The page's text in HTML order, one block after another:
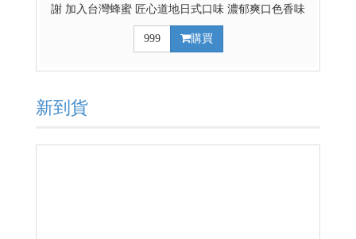
謝 加入台灣蜂蜜 匠心道地日式口味 濃郁爽口色香味
俱全 豐富的餡料超滿足 雞豬牛三種選擇 輕鬆煮出好
料理 日式辣味咖哩請點這裡 日式原味混搭辣味咖哩請
999 購買
新到貨